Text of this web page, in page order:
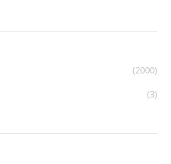
(2000)
(3)